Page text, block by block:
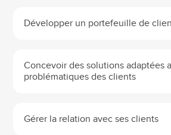
Développer un portefeuille de
Concevoir des solutions adaptées
problématiques des clients
Gérer la relation avec ses clients